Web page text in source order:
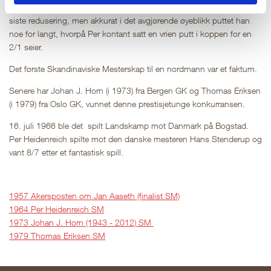
satte publikum i ulidelig spenning. På det 17. hullet lå Arve an til en
siste redusering, men akkurat i det avgjørende øyeblikk puttet han
noe for langt, hvorpå Per kontant satt en vrien putt i koppen for en
2/1 seier.
Det første Skandinaviske Mesterskap til en nordmann var et faktum.
Senere har Johan J. Horn (i 1973) fra Bergen GK og Thomas Eriksen
(i 1979) fra Oslo GK, vunnet denne prestisjetunge konkurransen.
16. juli 1966 ble det spilt Landskamp mot Danmark på Bogstad.
Per Heidenreich spilte mot den danske mesteren Hans Stenderup og
vant 8/7 etter et fantastisk spill.
1957 Akersposten om Jan Aaseth (finalist SM)
1964 Per Heidenreich SM
1973 Johan J. Horn (1943 - 2012) SM
1979 Thomas Eriksen SM